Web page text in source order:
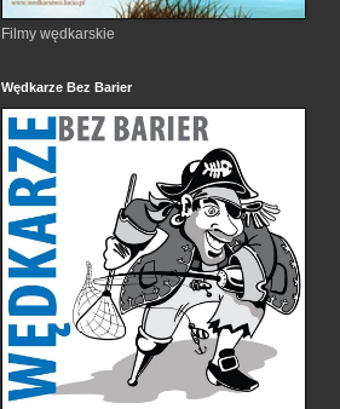
Filmy wędkarskie
Wędkarze Bez Barier